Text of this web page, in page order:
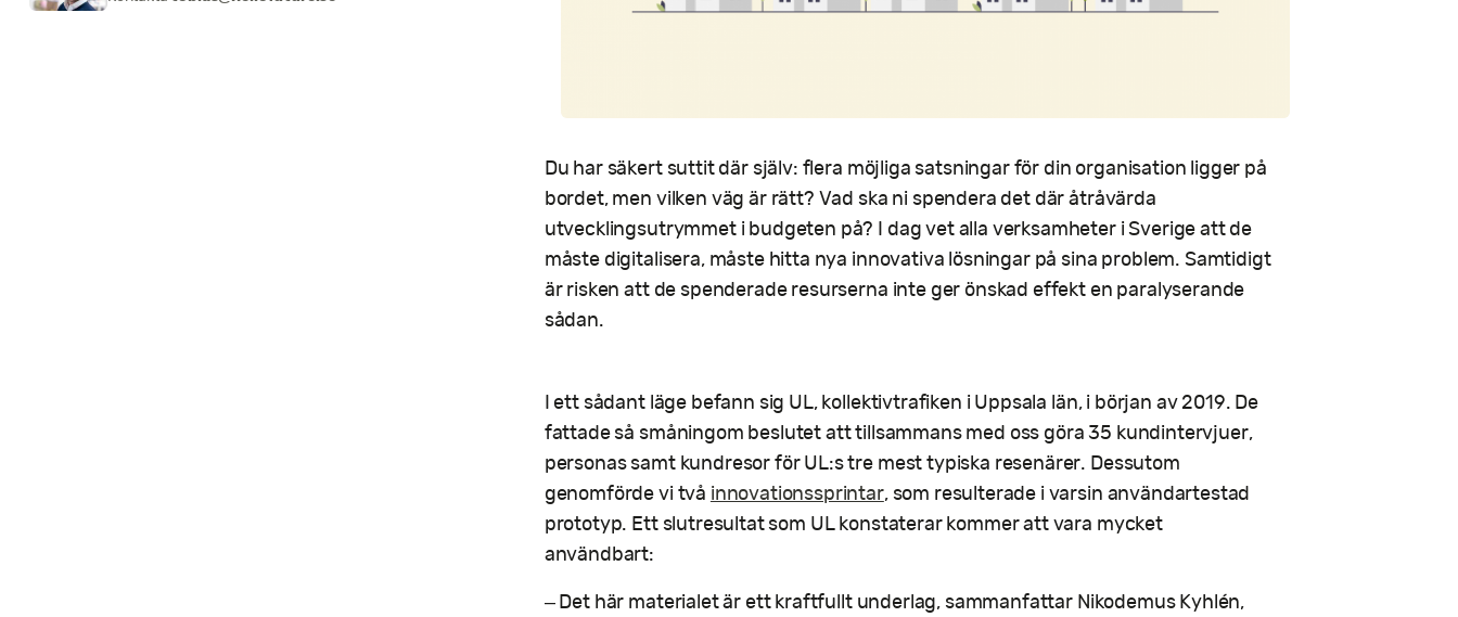
Du har säkert suttit där själv: flera möjliga satsningar för din organisation ligger på
bordet, men vilken väg är rätt? Vad ska ni spendera det där åtråvärda
utvecklingsutrymmet i budgeten på? I dag vet alla verksamheter i Sverige att de
måste digitalisera, måste hitta nya innovativa lösningar på sina problem. Samtidigt
är risken att de spenderade resurserna inte ger önskad effekt en paralyserande
sådan.
I ett sådant läge befann sig UL, kollektivtrafiken i Uppsala län, i början av 2019. De
fattade så småningom beslutet att tillsammans med oss göra 35 kundintervjuer,
personas samt kundresor för UL:s tre mest typiska resenärer. Dessutom
genomförde vi två innovationssprintar, som resulterade i varsin användartestad
prototyp. Ett slutresultat som UL konstaterar kommer att vara mycket
användbart:
– Det här materialet är ett kraftfullt underlag, sammanfattar Nikodemus Kyhlén,